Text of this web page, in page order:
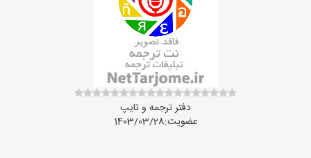
دفتر ترجمه و تایپ
عضویت:1403/03/28